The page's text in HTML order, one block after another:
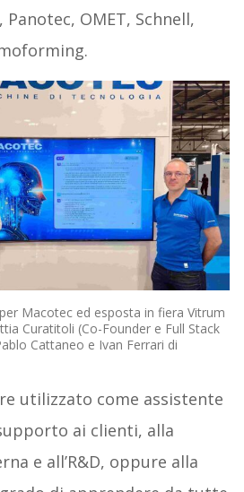
OMET, Schnell,
Macotec ed esposta in fiera Vitrum
Curatitoli (Co-Founder e Full Stack
Cattaneo e Ivan Ferrari di
utilizzato come assistente
ai clienti, alla
e all’R&D, oppure alla